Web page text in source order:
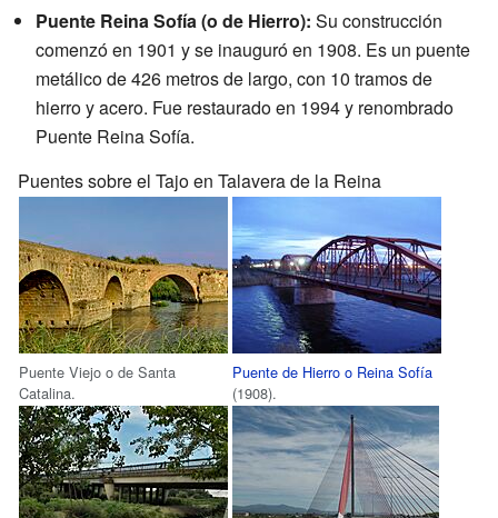
Puente Reina Sofía (o de Hierro): Su construcción
comenzó en 1901 y se inauguró en 1908. Es un puente
metálico de 426 metros de largo, con 10 tramos de
hierro y acero. Fue restaurado en 1994 y renombrado
Puente Reina Sofía.
Puentes sobre el Tajo en Talavera de la Reina
Puente Viejo o de Santa
Catalina.
Puente de Hierro o Reina Sofía
(1908).